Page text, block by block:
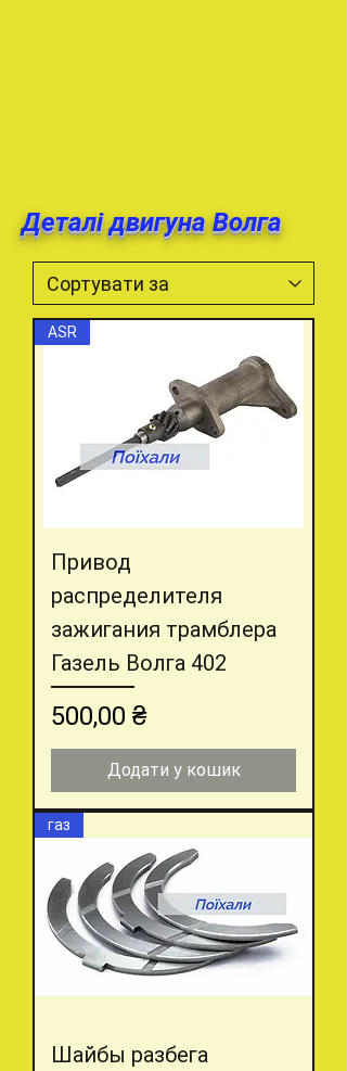
Деталі двигуна Волга
ASR
Привод
распределителя
зажигания трамблера
Газель Волга 402
Ціна
500,00 ₴
Додати у кошик
газ
Шайбы разбега